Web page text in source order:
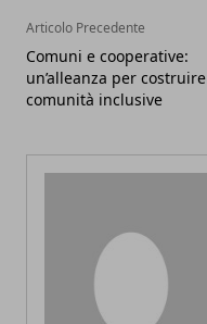
Articolo Precedente
Comuni e cooperative:
un’alleanza per costruire
comunità inclusive